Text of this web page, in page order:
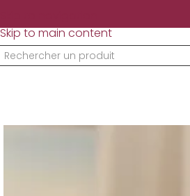
Skip to main content